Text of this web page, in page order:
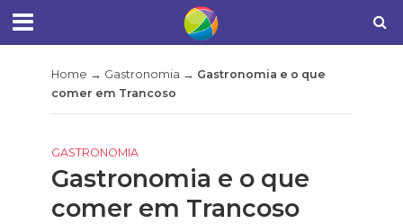
Home → Gastronomia → Gastronomia e o que
comer em Trancoso
GASTRONOMIA
Gastronomia e o que
comer em Trancoso